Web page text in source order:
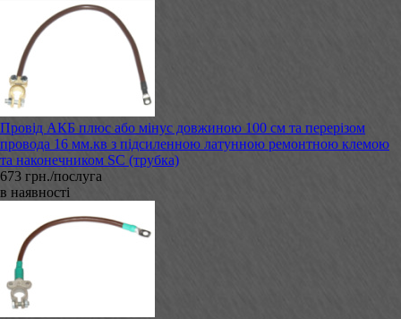
Провід АКБ плюс або мінус довжиною 100 см та перерізом
провода 16 мм.кв з підсиленною латунною ремонтною клемою
та наконечником SC (трубка)
673 грн./послуга
в наявності